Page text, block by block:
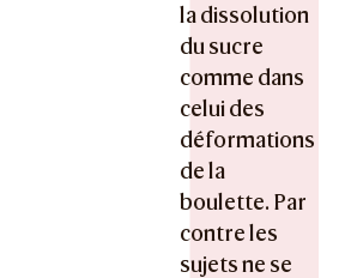
la dissolution
du sucre
comme dans
celui des
déformations
de la
boulette. Par
contre les
sujets ne se